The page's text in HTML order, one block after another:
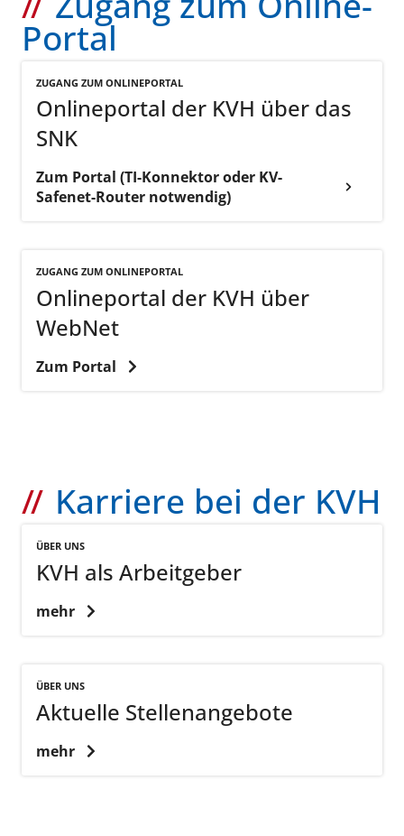
Portal
ZUGANG ZUM ONLINEPORTAL
Onlineportal der KVH über das
SNK
Zum Portal (TI-Konnektor oder KV-
Safenet-Router notwendig)
ZUGANG ZUM ONLINEPORTAL
Onlineportal der KVH über
WebNet
Zum Portal
Karriere bei der KVH
ÜBER UNS
KVH als Arbeitgeber
mehr
ÜBER UNS
Aktuelle Stellenangebote
mehr